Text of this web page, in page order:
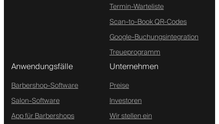
Termin-Warteliste
Scan-to-Book QR-Codes
Google-Buchungsintegration
Treueprogramm
Anwendungsfälle
Barbershop-Software
Salon-Software
App für Barbershops
Unternehmen
Preise
Investoren
Wir stellen ein